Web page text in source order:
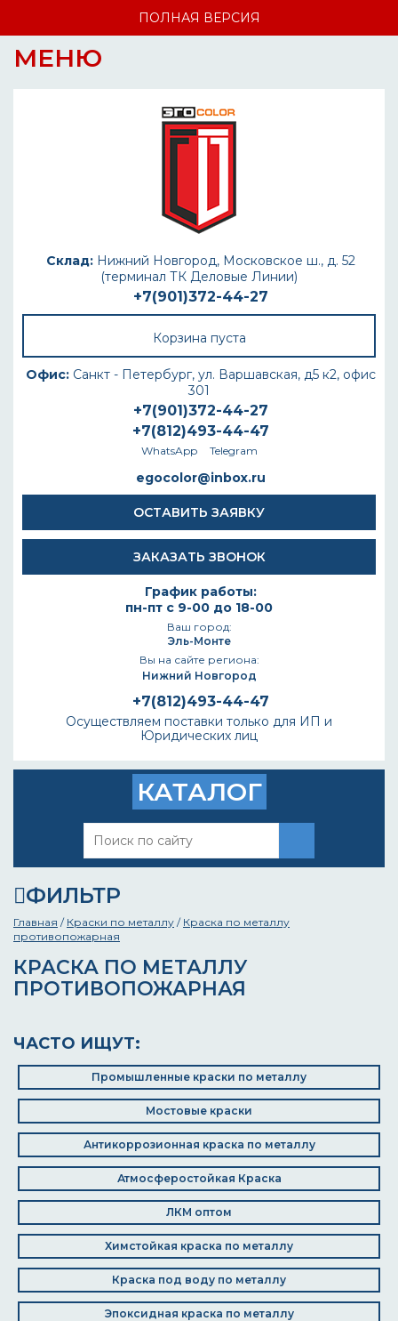
ПОЛНАЯ ВЕРСИЯ
МЕНЮ
Склад: Нижний Новгород, Московское ш., д. 52
(терминал ТК Деловые Линии)
+7(901)372-44-27
Корзина пуста
Офис: Санкт - Петербург, ул. Варшавская, д5 к2, офис
301
+7(901)372-44-27
+7(812)493-44-47
WhatsApp Telegram
egocolor@inbox.ru
ОСТАВИТЬ ЗАЯВКУ
ЗАКАЗАТЬ ЗВОНОК
График работы:
пн-пт с 9-00 до 18-00
Ваш город:
Эль-Монте
Вы на сайте региона:
Нижний Новгород
+7(812)493-44-47
Осуществляем поставки только для ИП и
Юридических лиц
КАТАЛОГ
ФИЛЬТР
Главная / Краски по металлу / Краска по металлу
противопожарная
КРАСКА ПО МЕТАЛЛУ
ПРОТИВОПОЖАРНАЯ
ЧАСТО ИЩУТ:
Промышленные краски по металлу
Мостовые краски
Антикоррозионная краска по металлу
Атмосферостойкая Краска
ЛКМ оптом
Химстойкая краска по металлу
Краска под воду по металлу
Эпоксидная краска по металлу